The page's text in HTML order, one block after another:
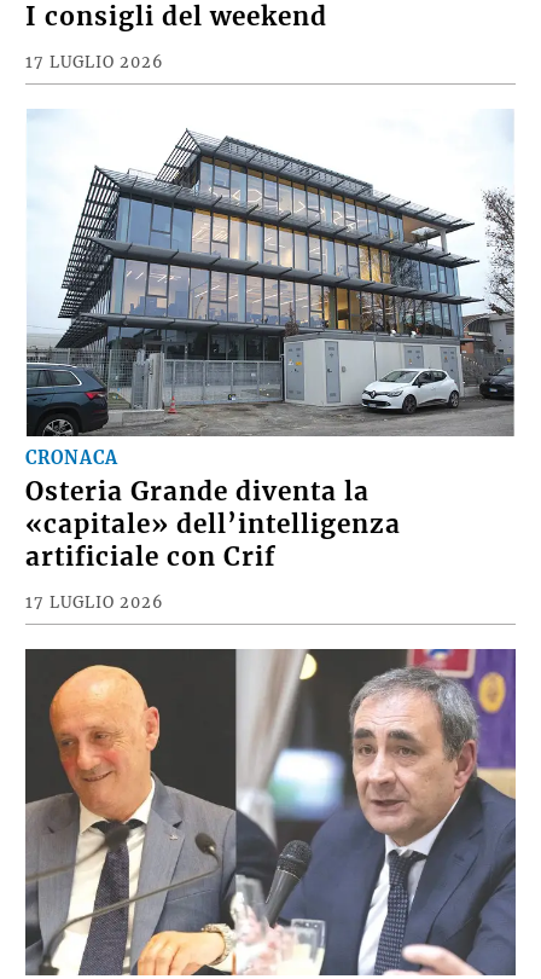
I consigli del weekend
17 LUGLIO 2026
CRONACA
Osteria Grande diventa la
«capitale» dell’intelligenza
artificiale con Crif
17 LUGLIO 2026